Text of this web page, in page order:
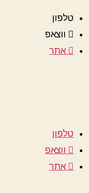
טלפון
ווצאפ
אתר
טלפון
ווצאפ
אתר